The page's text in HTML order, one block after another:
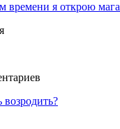
времени я открою